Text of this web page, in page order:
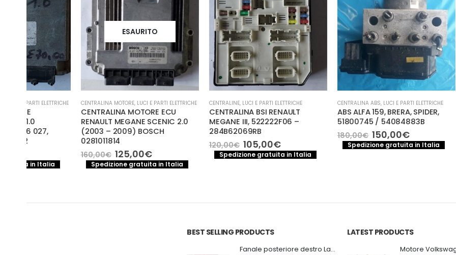
ESAURITO
CENTRALINA MOTORE ,LUCI E PARTI ELETTRICHE
CENTRALINA MOTORE ECU
RENAULT MEGANE SCENIC 2.0
(2003 – 2009) BOSCH
0281011814
prezzo
originale
125,00€Il
prezzo
attuale
Spedizione gratuita in Italia
CENTRALINE,LUCI E PARTI ELETTRICHE
CENTRALINA BSI RENAULT
MEGANE III, 522222F06 –
284B62069RB
prezzo
originale
105,00€Il
prezzo
attuale
Spedizione gratuita in Italia
CENTRALINA ABS LUCI E PARTI ELETTRICHE
ABS ALFA 159, BRERA, SPIDER,
51800745 / 54084883B
prezzo
originale
150,00€Il
prezzo
attuale
Spedizione gratuita in Italia
CENTRALINA
YARIS CC
130,00€
BEST SELLING PRODUCTS
Fanale posteriore destro Land Rover Discovery 3
LATEST PRODUCTS